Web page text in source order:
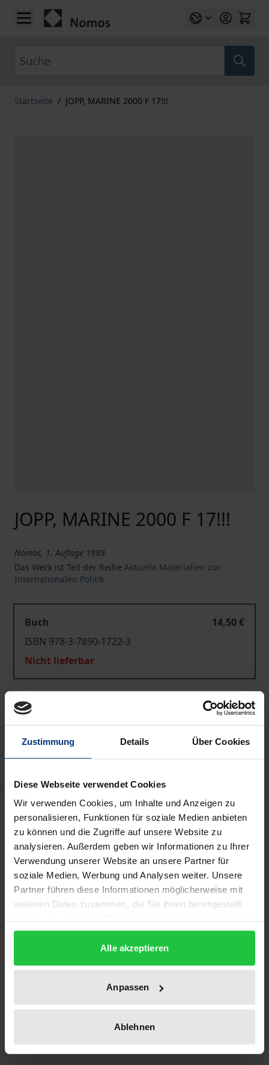
Zustimmung Details Über Cookies
Diese Webseite verwendet Cookies
Wir verwenden Cookies, um Inhalte und Anzeigen zu
personalisieren, Funktionen für soziale Medien anbieten
zu können und die Zugriffe auf unsere Website zu
analysieren. Außerdem geben wir Informationen zu Ihrer
Verwendung unserer Website an unsere Partner für
soziale Medien, Werbung und Analysen weiter. Unsere
Partner führen diese Informationen möglicherweise mit
weiteren Daten zusammen, die Sie ihnen bereitgestellt
gesammelt haben.
Alle akzeptieren
Anpassen
Ablehnen
Zum Inhalt springen
Startseite / JOPP, MARINE 2000 F 17!!!
JOPP, MARINE 2000 F 17!!!
Nomos, 1. Auflage 1989
Das Werk ist Teil der Reihe Aktuelle Materialien zur
Internationalen Politik
Buch
14,50 €
ISBN 978-3-7890-1722-3
Nicht lieferbar
Hinweise zu Versandkosten
Bibliografische Angaben
Auflage
1
ISBN
978-3-7890-1722-3
Nomos